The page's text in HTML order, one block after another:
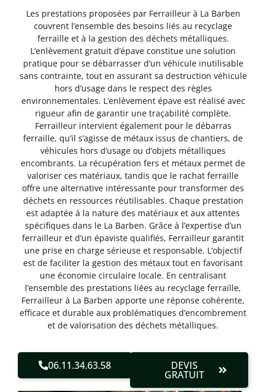
Les prestations proposées par Ferrailleur à La Barben
couvrent l’ensemble des besoins liés au recyclage
ferraille et à la gestion des déchets métalliques.
L’enlèvement gratuit d’épave constitue une solution
pratique pour se débarrasser d’un véhicule inutilisable
sans contrainte, tout en assurant sa destruction véhicule
hors d’usage dans le respect des règles
environnementales. L’enlèvement épave est réalisé avec
rigueur afin de garantir une traçabilité complète.
Ferrailleur intervient également pour le débarras
ferraille, qu’il s’agisse de métaux issus de chantiers, de
véhicules hors d’usage ou d’objets métalliques
encombrants. La récupération fers et métaux permet de
valoriser ces matériaux, tandis que le rachat ferraille
offre une alternative intéressante pour transformer des
déchets en ressources réutilisables. Chaque prestation
est adaptée à la nature des matériaux et aux attentes
spécifiques dans le La Barben. Grâce à l’expertise d’un
ferrailleur et d’un épaviste qualifiés, Ferrailleur garantit
une prise en charge sérieuse et responsable. L’objectif
est de faciliter la gestion des métaux tout en favorisant
une économie circulaire locale. En centralisant
l’ensemble des prestations liées au recyclage ferraille,
Ferrailleur à La Barben apporte une réponse cohérente,
efficace et durable aux problématiques d’encombrement
et de valorisation des déchets métalliques.
06.11.34.63.58 DEVIS
GRATUIT